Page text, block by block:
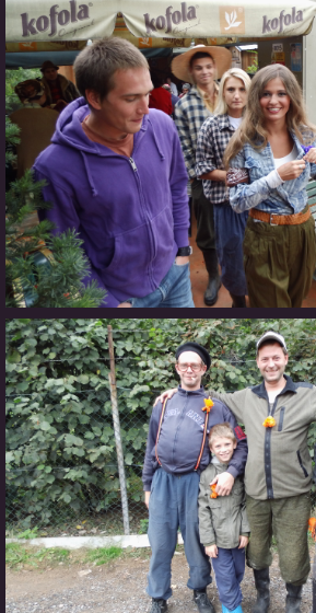
FOTOALBUM
CESTA KOLEM SVĚTA 2014 - VIDEO
VIDLÁCKÝ VÍCEBOJ 2023
CENÍK
Občerstvovna U
Rozdrojovice
Šafránka 182E
Horní Jerouškov
723 317 805
petr.jerousek@vinium.cz
© 2026 eStránky.cz |WebSlice |Tisk |
Nahoru ↑